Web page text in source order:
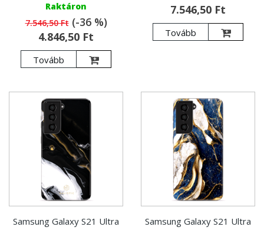
Raktáron
7.546,50 Ft(-36 %)
4.846,50 Ft
Tovább
7.546,50 Ft
Tovább
Samsung Galaxy S21 Ultra
Samsung Galaxy S21 Ultra